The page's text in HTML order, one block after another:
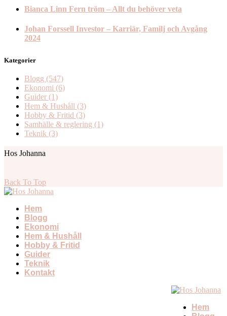
Bianca Linn Fern tröm – Allt du behöver veta
Johan Forssell Investor – Karriär, Familj och Avgång
2024
Kategorier
Blogg (547)
Ekonomi (6)
Guider (1)
Hem & Hushåll (3)
Hobby & Fritid (3)
Samhälle & reglering (1)
Teknik (3)
Hos Johanna
Back To Top
Hem
Blogg
Ekonomi
Hem & Hushåll
Hobby & Fritid
Guider
Teknik
Kontakt
Hem